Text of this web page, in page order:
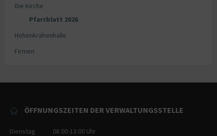
Die Kirche
Pfarrblatt 2026
Hohenkrähenhalle
Firmen
ÖFFNUNGSZEITEN DER VERWALTUNGSSTELLE
Dienstag 08.00-13.00 Uhr